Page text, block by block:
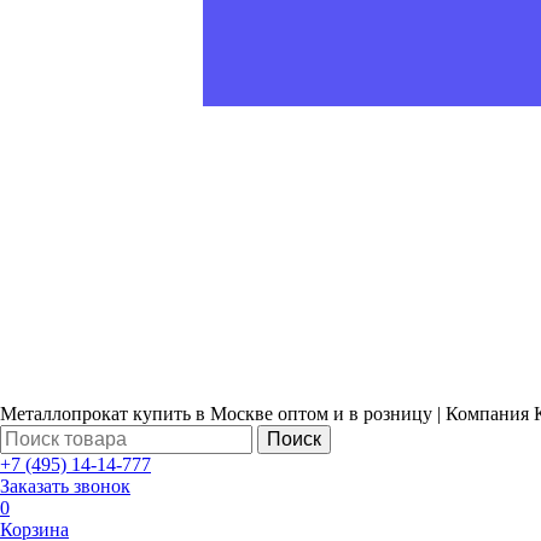
Металлопрокат купить в Москве оптом и в розницу | Компания
Поиск
+7 (495) 14-14-777
Заказать звонок
0
Корзина